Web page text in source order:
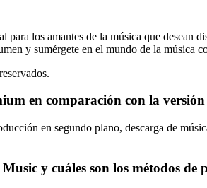
los amantes de la música que
y sumérgete en el mundo de la música
en comparación con la
en segundo plano, descarga de
y cuáles son los métodos de